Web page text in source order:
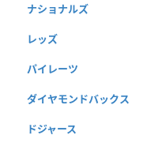
ナショナルズ
レッズ
パイレーツ
ダイヤモンドバックス
ドジャース